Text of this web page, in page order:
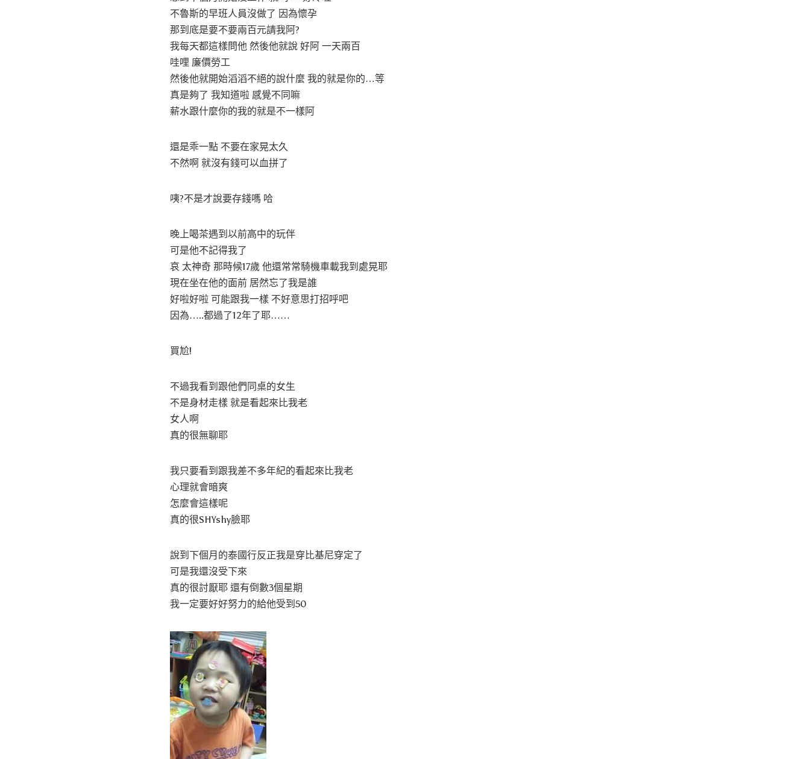
不魯斯的早班人員沒做了 因為懷孕
那到底是要不要兩百元請我阿?
我每天都這樣問他 然後他就說 好阿 一天兩百
哇哩 廉價勞工
然後他就開始滔滔不絕的說什麼 我的就是你的…等
真是夠了 我知道啦 感覺不同嘛
薪水跟什麼你的我的就是不一樣阿
還是乖一點 不要在家晃太久
不然啊 就沒有錢可以血拼了
咦?不是才說要存錢嗎 哈
晚上喝茶遇到以前高中的玩伴
可是他不記得我了
哀 太神奇 那時候17歲 他還常常騎機車載我到處晃耶
現在坐在他的面前 居然忘了我是誰
好啦好啦 可能跟我一樣 不好意思打招呼吧
因為…..都過了12年了耶……
買尬!
不過我看到跟他們同桌的女生
不是身材走樣 就是看起來比我老
女人啊
真的很無聊耶
我只要看到跟我差不多年紀的看起來比我老
心理就會暗爽
怎麼會這樣呢
真的很SHYshy臉耶
說到下個月的泰國行反正我是穿比基尼穿定了
可是我還沒受下來
真的很討厭耶 還有倒數3個星期
我一定要好好努力的給他受到50